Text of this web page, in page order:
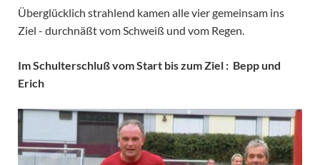
Überglücklich strahlend kamen alle vier gemeinsam ins
Ziel - durchnäßt vom Schweiß und vom Regen.
Im Schulterschluß vom Start bis zum Ziel : Bepp und
Erich